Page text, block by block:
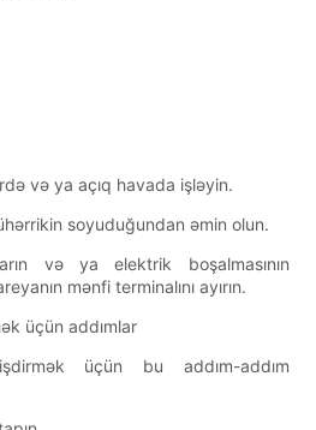
və ya açıq havada işləyin.
soyuduğundan əmin olun.
və ya elektrik boşalmasının
mənfi terminalını ayırın.
üçün addımlar
üçün bu addım-addım